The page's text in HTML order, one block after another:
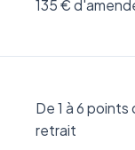
135 €
De 1 à 6 points
retrait